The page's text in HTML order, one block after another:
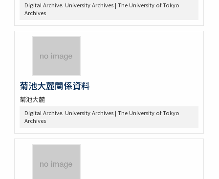
Digital Archive. University Archives | The University of Tokyo
Archives
菊池大麓関係資料
菊池大麓
Digital Archive. University Archives | The University of Tokyo
Archives